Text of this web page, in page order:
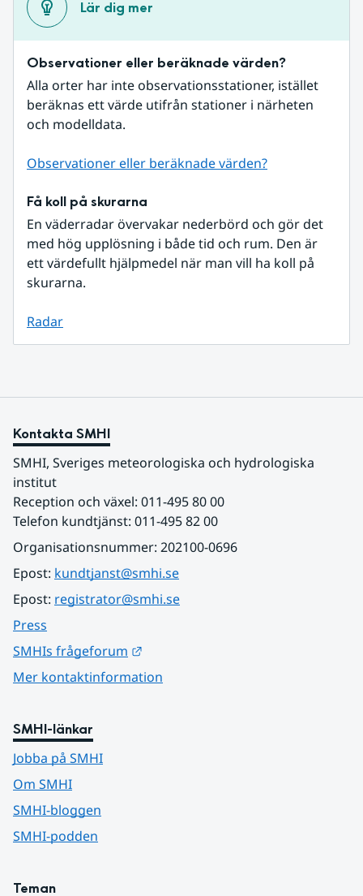
Lär dig mer
Observationer eller beräknade värden?
Alla orter har inte observationsstationer, istället
beräknas ett värde utifrån stationer i närheten
och modelldata.
Observationer eller beräknade värden?
Få koll på skurarna
En väderradar övervakar nederbörd och gör det
med hög upplösning i både tid och rum. Den är
ett värdefullt hjälpmedel när man vill ha koll på
skurarna.
Radar
Kontakta SMHI
SMHI, Sveriges meteorologiska och hydrologiska
institut
Reception och växel: 011-495 80 00
Telefon kundtjänst: 011-495 82 00
Organisationsnummer: 202100-0696
Epost: kundtjanst@smhi.se
Epost: registrator@smhi.se
Press
SMHIs frågeforum
Mer kontaktinformation
SMHI-länkar
Jobba på SMHI
Om SMHI
SMHI-bloggen
SMHI-podden
Teman